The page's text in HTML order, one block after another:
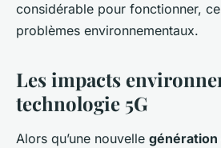
considérable pour fonctionner,
problèmes environnementaux.
Les impacts
technologie 5G
Alors qu’une nouvelle génération